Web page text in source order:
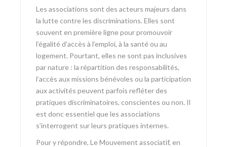
Les associations sont des acteurs majeurs dans
la lutte contre les discriminations. Elles sont
souvent en première ligne pour promouvoir
l’égalité d’accès à l’emploi, à la santé ou au
logement. Pourtant, elles ne sont pas inclusives
par nature : la répartition des responsabilités,
l’accès aux missions bénévoles ou la participation
aux activités peuvent parfois refléter des
pratiques discriminatoires, conscientes ou non. Il
est donc essentiel que les associations
s’interrogent sur leurs pratiques internes.
Pour y répondre, Le Mouvement associatif, en